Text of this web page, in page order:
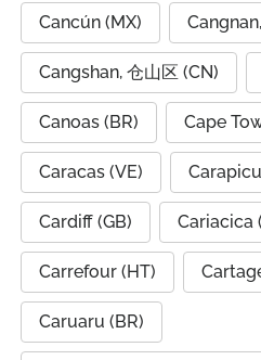
Cancún (MX)
Cangshan, 仓山区 (CN)
Canoas (BR) Cape
Caracas (VE)
Cardiff (GB) Cariacica
Carrefour (HT)
Caruaru (BR)